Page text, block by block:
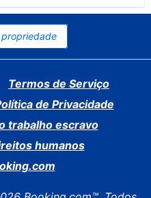
Termos de Serviço
de Privacidade
trabalho escravo
humanos